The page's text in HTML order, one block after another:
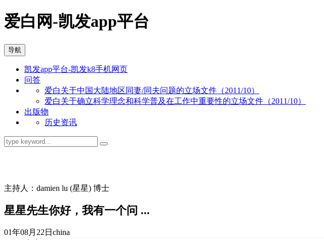
爱白网-凯发app平台
导航
凯发app平台-凯发k8手机网页
问答
爱白关于中国大陆地区同妻/同夫问题的立场文件（2011/10）
爱白关于确立科学理念和科学普及在工作中重要性的立场文件（2011/10）
出版物
历史资讯
主持人：damien lu (星星) 博士
星星先生你好，我有一个问 ...
01年08月22日 china